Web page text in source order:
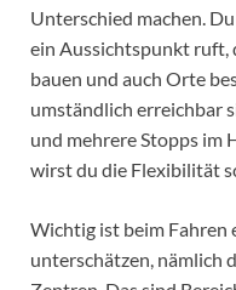
Unterschied machen.
ein Aussichtspunkt ruft,
bauen und auch Orte
umständlich erreichbar
und mehrere Stopps im
wirst du die Flexibilität
Wichtig ist beim Fahren
unterschätzen, nämlich